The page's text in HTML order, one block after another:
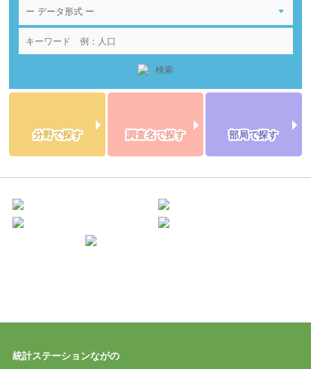
分野で探す 調査名で探す 部局で探す
統計ステーションながの